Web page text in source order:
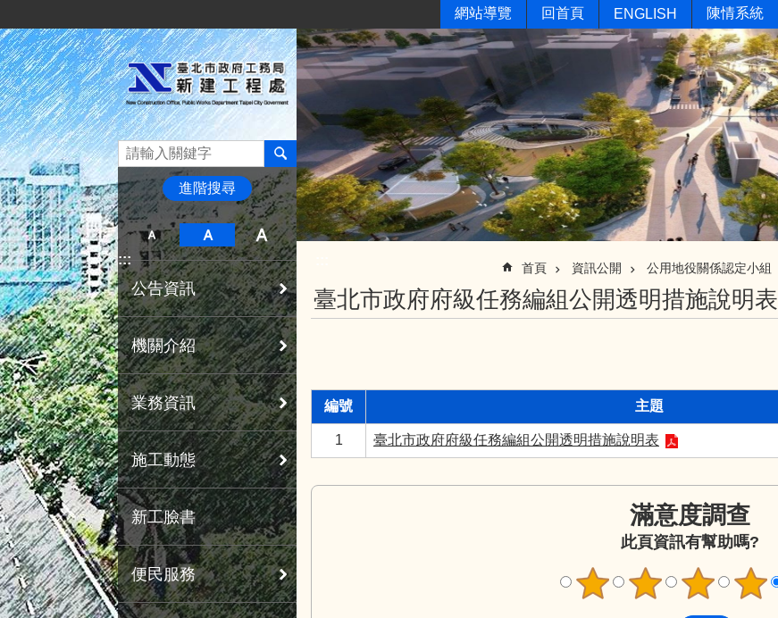
網站導覽 回首頁 ENGLISH 陳情系統
進階搜尋
:::
公告資訊
機關介紹
業務資訊
施工動態
新工臉書
便民服務
首頁 資訊公開 公用地役關係認定小組
臺北市政府府級任務編組公開透明措施說明表
編號 主題
1 臺北市政府府級任務編組公開透明措施說明表
滿意度調查
此頁資訊有幫助嗎?